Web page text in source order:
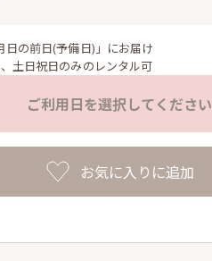
の前日(予備日)」にお届け
土日祝日のみのレンタル可
ご利用日を選択してください
お気に入りに追加